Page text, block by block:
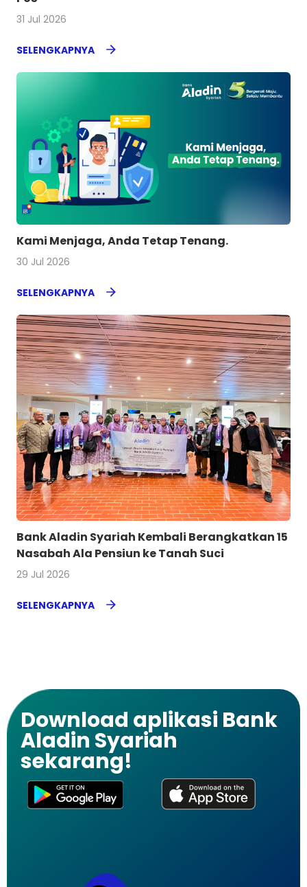
31 Jul 2026
SELENGKAPNYA
Kami Menjaga, Anda Tetap Tenang.
30 Jul 2026
SELENGKAPNYA
Bank Aladin Syariah Kembali Berangkatkan 15
Nasabah Ala Pensiun ke Tanah Suci
29 Jul 2026
SELENGKAPNYA
Download aplikasi Bank
Aladin Syariah
sekarang!